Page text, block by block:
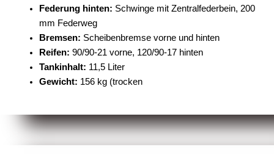
Federung hinten: Schwinge mit Zentralfederbein, 200
mm Federweg
Bremsen: Scheibenbremse vorne und hinten
Reifen: 90/90-21 vorne, 120/90-17 hinten
Tankinhalt: 11,5 Liter
Gewicht: 156 kg (trocken